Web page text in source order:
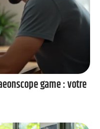
game : votre